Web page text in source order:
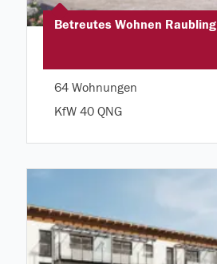
Betreutes Wohnen Raubling
64 Wohnungen
KfW 40 QNG